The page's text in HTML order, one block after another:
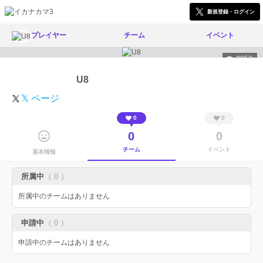
新規登録・ログイン
プレイヤー チーム イベント
2953
U8
𝕏 ページ
基本情報
0
0
チーム
0
0
イベント
所属中 （ 0 ）
所属中のチームはありません
申請中 （ 0 ）
申請中のチームはありません